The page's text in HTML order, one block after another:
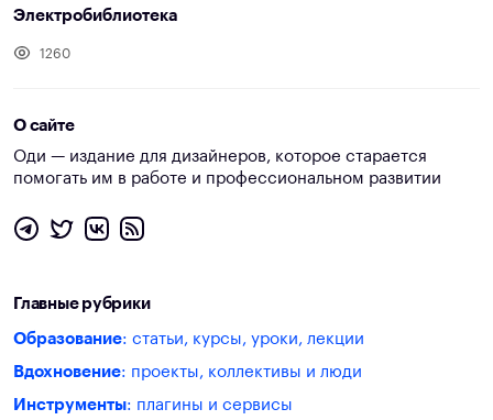
Электробиблиотека
1260
О сайте
Оди — издание для дизайнеров, которое старается
помогать им в работе и профессиональном развитии
Главные рубрики
Образование: статьи, курсы, уроки, лекции
Вдохновение: проекты, коллективы и люди
Инструменты: плагины и сервисы